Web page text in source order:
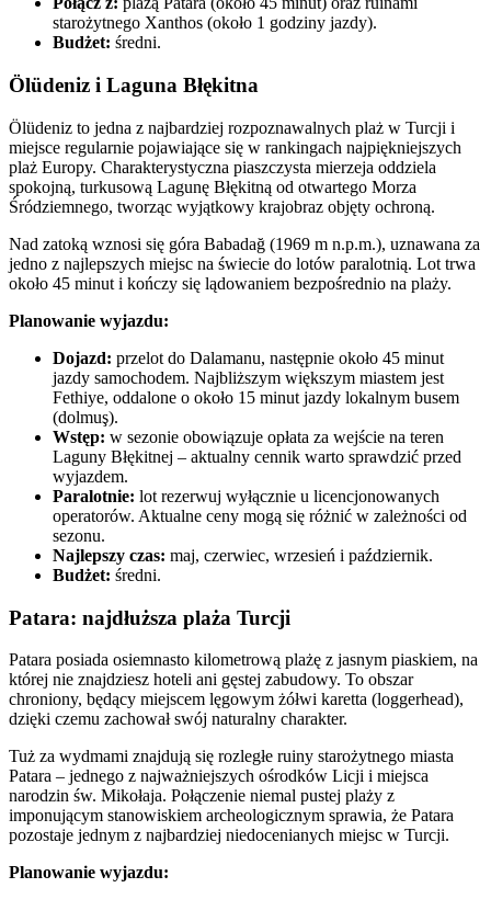
starożytnego Xanthos (około 1 godziny jazdy).
Budżet: średni.
Ölüdeniz i Laguna Błękitna
Ölüdeniz to jedna z najbardziej rozpoznawalnych plaż w Turcji i
miejsce regularnie pojawiające się w rankingach najpiękniejszych
plaż Europy. Charakterystyczna piaszczysta mierzeja oddziela
spokojną, turkusową Lagunę Błękitną od otwartego Morza
Śródziemnego, tworząc wyjątkowy krajobraz objęty ochroną.
Nad zatoką wznosi się góra Babadağ (1969 m n.p.m.), uznawana za
jedno z najlepszych miejsc na świecie do lotów paralotnią. Lot trwa
około 45 minut i kończy się lądowaniem bezpośrednio na plaży.
Planowanie wyjazdu:
Dojazd: przelot do Dalamanu, następnie około 45 minut
jazdy samochodem. Najbliższym większym miastem jest
Fethiye, oddalone o około 15 minut jazdy lokalnym busem
(dolmuş).
Wstęp: w sezonie obowiązuje opłata za wejście na teren
Laguny Błękitnej – aktualny cennik warto sprawdzić przed
wyjazdem.
Paralotnie: lot rezerwuj wyłącznie u licencjonowanych
operatorów. Aktualne ceny mogą się różnić w zależności od
sezonu.
Najlepszy czas: maj, czerwiec, wrzesień i październik.
Budżet: średni.
Patara: najdłuższa plaża Turcji
Patara posiada osiemnasto kilometrową plażę z jasnym piaskiem, na
której nie znajdziesz hoteli ani gęstej zabudowy. To obszar
chroniony, będący miejscem lęgowym żółwi karetta (loggerhead),
dzięki czemu zachował swój naturalny charakter.
Tuż za wydmami znajdują się rozległe ruiny starożytnego miasta
Patara – jednego z najważniejszych ośrodków Licji i miejsca
narodzin św. Mikołaja. Połączenie niemal pustej plaży z
imponującym stanowiskiem archeologicznym sprawia, że Patara
pozostaje jednym z najbardziej niedocenianych miejsc w Turcji.
Planowanie wyjazdu: